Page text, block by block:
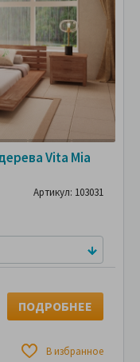
Vita Mia
Артикул: 103031
В избранное
ПОДРОБНЕЕ